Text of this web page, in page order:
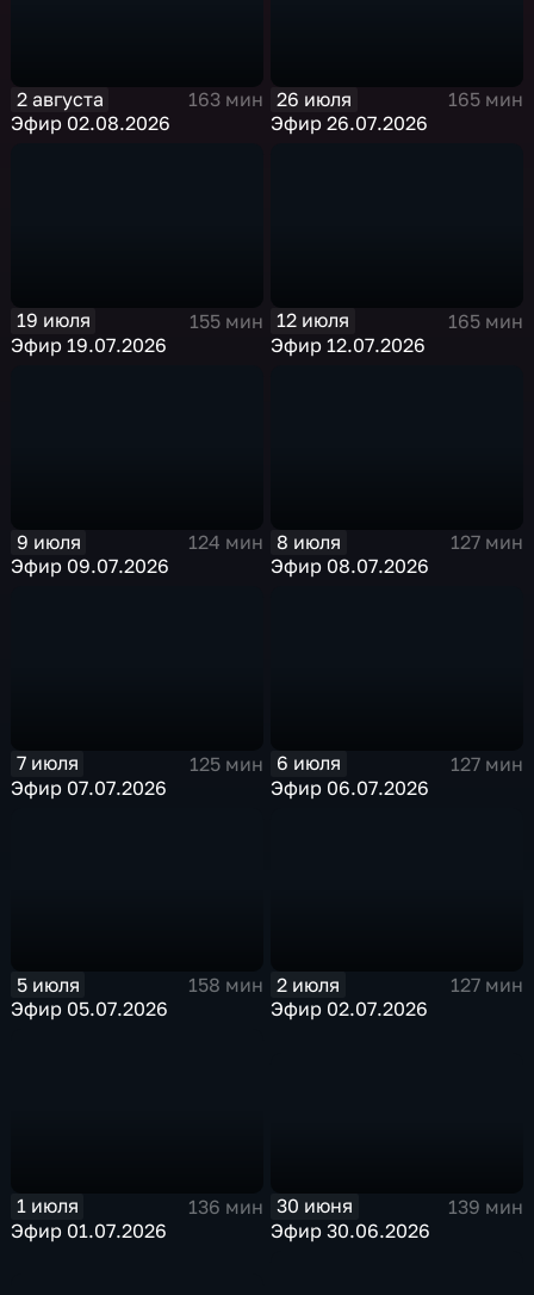
2 августа
163 мин
Эфир 02.08.2026
26 июля
165 мин
Эфир 26.07.2026
19 июля
155 мин
Эфир 19.07.2026
12 июля
165 мин
Эфир 12.07.2026
9 июля
124 мин
Эфир 09.07.2026
8 июля
127 мин
Эфир 08.07.2026
7 июля
125 мин
Эфир 07.07.2026
6 июля
127 мин
Эфир 06.07.2026
5 июля
158 мин
Эфир 05.07.2026
2 июля
127 мин
Эфир 02.07.2026
1 июля
136 мин
Эфир 01.07.2026
30 июня
139 мин
Эфир 30.06.2026